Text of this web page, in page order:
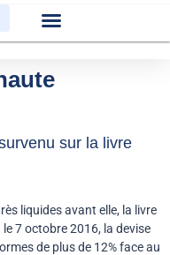
sur la livre
liquides avant elle, la livre
7 octobre 2016, la devise
de plus de 12% face au